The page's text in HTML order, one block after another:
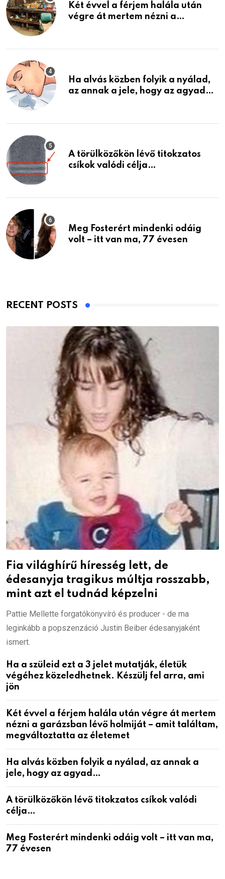
Két évvel a férjem halála után
végre át mertem nézni a
életemet
Ha alvás közben folyik a nyálad,
az annak a jele, hogy az agyad…
A törülközőkön lévő titokzatos
csíkok valódi célja…
Meg Fosterért mindenki odáig
volt – itt van ma, 77 évesen
RECENT POSTS
Fia világhírű híresség lett, de
édesanyja tragikus múltja rosszabb,
mint azt el tudnád képzelni
Pattie Mellette forgatókönyvíró és producer - de ma
leginkább a popszenzáció Justin Beiber édesanyjaként
ismert.
Ha a szüleid ezt a 3 jelet mutatják, életük
végéhez közeledhetnek. Készülj fel arra, ami
jön
Két évvel a férjem halála után végre át mertem
nézni a garázsban lévő holmiját – amit találtam,
megváltoztatta az életemet
Ha alvás közben folyik a nyálad, az annak a
jele, hogy az agyad…
A törülközőkön lévő titokzatos csíkok valódi
célja…
Meg Fosterért mindenki odáig volt – itt van ma,
77 évesen